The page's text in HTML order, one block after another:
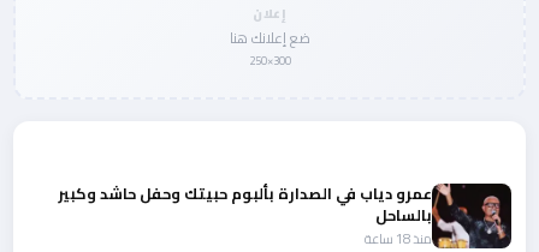
إعلان
ضع إعلانك هنا
300×250
عمرو دياب في الصدارة بألبوم حبيتك وحفل حاشد وكبير
بالساحل
منذ 18 ساعة